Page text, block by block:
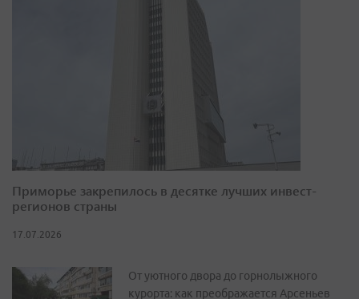
Приморье закрепилось в десятке лучших инвест-
регионов страны
17.07.2026
От уютного двора до горнолыжного
курорта: как преображается Арсеньев